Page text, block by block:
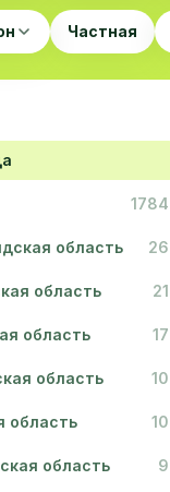
Частная
1784
область 26
область 21
область 17
область 10
область 10
область 9